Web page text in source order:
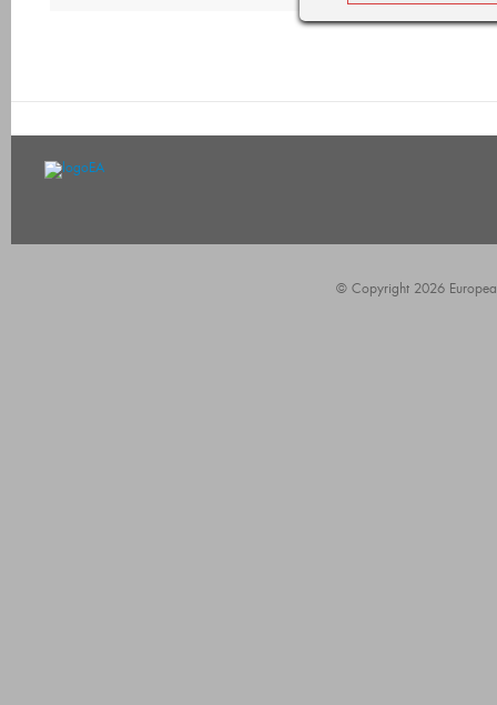
© Copyright 2026